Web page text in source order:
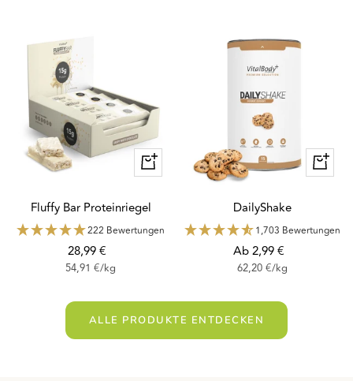
Schnellansicht
Fluffy Bar Proteinriegel
222 Bewertungen
Angebotspreis
28,99 €
54,91 €/kg
DailyShake
1,703 Bewertungen
Angebotspreis
Ab 2,99 €
62,20 €/kg
ALLE PRODUKTE ENTDECKEN